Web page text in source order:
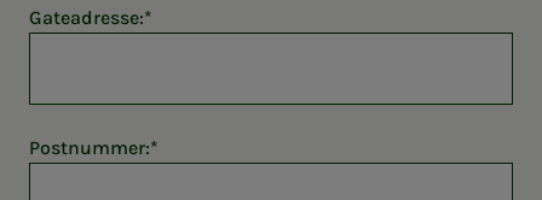
Gateadresse:
Postnummer: